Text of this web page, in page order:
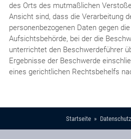
des Orts des mutmaßlichen
Ansicht sind, dass die Verarbeitung
personenbezogenen Daten gegen
Aufsichtsbehörde, bei der die
unterrichtet den Beschwerdeführer
Ergebnisse der Beschwerde
eines gerichtlichen Rechtsbehelfs
Startseite